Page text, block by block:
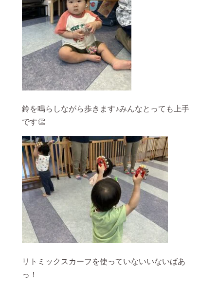
鈴を鳴らしながら歩きます♪みんなとっても上手
です👏
リトミックスカーフを使っていないいないばあ
っ！